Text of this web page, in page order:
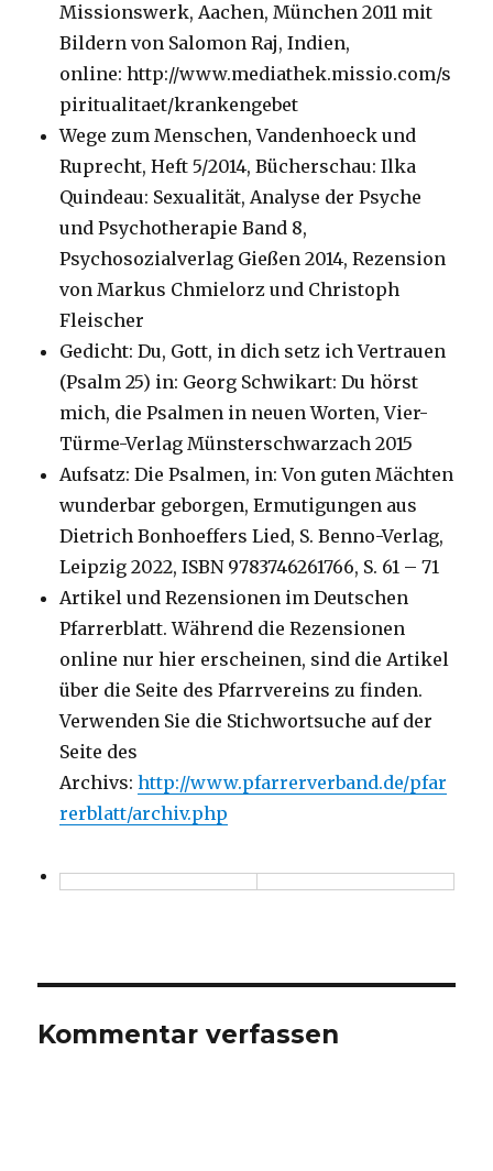
Missionswerk, Aachen, München 2011 mit
Bildern von Salomon Raj, Indien,
online: http://www.mediathek.missio.com/s
piritualitaet/krankengebet
Wege zum Menschen, Vandenhoeck und
Ruprecht, Heft 5/2014, Bücherschau: Ilka
Quindeau: Sexualität, Analyse der Psyche
und Psychotherapie Band 8,
Psychosozialverlag Gießen 2014, Rezension
von Markus Chmielorz und Christoph
Fleischer
Gedicht: Du, Gott, in dich setz ich Vertrauen
(Psalm 25) in: Georg Schwikart: Du hörst
mich, die Psalmen in neuen Worten, Vier-
Türme-Verlag Münsterschwarzach 2015
Aufsatz: Die Psalmen, in: Von guten Mächten
wunderbar geborgen, Ermutigungen aus
Dietrich Bonhoeffers Lied, S. Benno-Verlag,
Leipzig 2022, ISBN 9783746261766, S. 61 – 71
Artikel und Rezensionen im Deutschen
Pfarrerblatt. Während die Rezensionen
online nur hier erscheinen, sind die Artikel
über die Seite des Pfarrvereins zu finden.
Verwenden Sie die Stichwortsuche auf der
Seite des
Archivs:http://www.pfarrerverband.de/pfar
rerblatt/archiv.php
Kommentar verfassen